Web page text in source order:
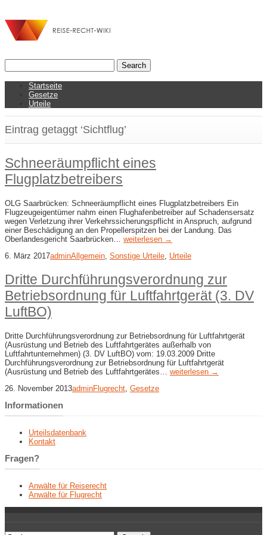
Startseite
Gesetze
Urteile
Eintrag getaggt ‘Sichtflug’
Schneeräumpflicht eines
Flugplatzbetreibers
OLG Saarbrücken: Schneeräumpflicht eines Flugplatzbetreibers Ein
Flugzeugeigentümer nahm einen Flughafenbetreiber auf Schadensersatz
wegen Verletzung ihrer Verkehrssicherungspflicht in Anspruch, aufgrund
einer Beschädigung an den Propellerspitzen bei der Landung. Das
Oberlandesgericht Saarbrücken… weiterlesen →
6. März 2017adminAllgemein, Sonstige Urteile, Urteile
Dritte Durchführungsverordnung zur
Betriebsordnung für Luftfahrtgerät (3. DV
LuftBO)
Dritte Durchführungsverordnung zur Betriebsordnung für Luftfahrtgerät
(Ausrüstung und Betrieb des Luftfahrtgerätes außerhalb von
Luftfahrtunternehmen) (3. DV LuftBO) vom: 19.03.2009 Dritte
Durchführungsverordnung zur Betriebsordnung für Luftfahrtgerät
(Ausrüstung und Betrieb des Luftfahrtgerätes… weiterlesen →
26. November 2013adminFlugrecht, Gesetze
Informationen
Urteilsdatenbank
Kontakt
Fragen?
Anwälte für Reiserecht
Anwälte für Flugrecht